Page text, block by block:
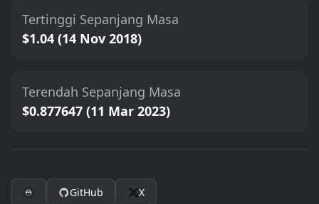
Tertinggi Sepanjang Masa
$1.04 (14 Nov 2018)
Terendah Sepanjang Masa
$0.877647 (11 Mar 2023)
GitHub X